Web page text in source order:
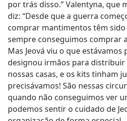
por trás disso.” Valentyna, que
diz: “Desde que a guerra
comprar mantimentos têm
sempre conseguimos comprar
Mas Jeová viu o que estávamos
designou irmãos para
nossas casas, e os kits tinham
precisávamos! São nessas
quando não conseguimos ver
podemos sentir o cuidado de